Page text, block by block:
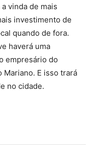
vinda de mais
investimento de
quando de fora.
haverá uma
empresário do
Mariano. E isso trará
no cidade.